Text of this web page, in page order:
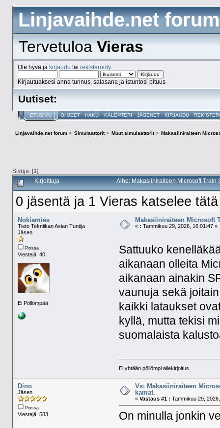
Linjavaihde.net forum
TervetuloaVieras
Ole hyvä ja kirjaudu tai rekisteröidy.
Kirjautuaksesi anna tunnus, salasana ja istuntosi pituus
Uutiset:
ETUSIVU OHJEET HAKU KALENTERI JÄSENET KIRJAUDU
Linjavaihde.net forum> Simulaattorit> Muut simulaattorit> Makasiiniraiteen
Sivuja: [1]
Kirjoittaja Aihe: Makasiiniraiteen Microsoft
0 jäsentä ja 1 Vieras katselee
Nokiamies
Tieto Tekniikan Asian Tuntija
Jäsen
Poissa
Viestejä: 40
Ei Pöllömpää
Makasiiniraiteen Microsoft
« : Tammikuu 29, 2026, 16:01:47 »
Sattuuko
aikanaan olleita
aikanaan ainakin
vaunuja sekä
kaikki lataukset
kyllä, mutta tekisi
suomalaista
Ei yhtään pöllömpi allekirjoitus
Dino
Jäsen
Poissa
Viestejä: 583
Vs: Makasiiniraiteen
kamat.
« Vastaus #1 : Tammikuu 29,
On minulla jonkin